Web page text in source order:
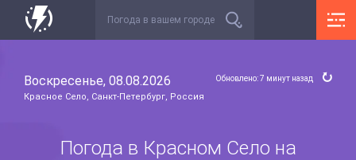
Воскресенье, 08.08.2026
Красное Село, Санкт-Петербург, Россия
Обновлено: 7 минут назад
Погода в Красном Село на